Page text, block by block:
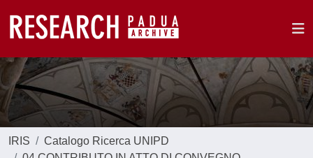
IRIS
Catalogo Ricerca UNIPD